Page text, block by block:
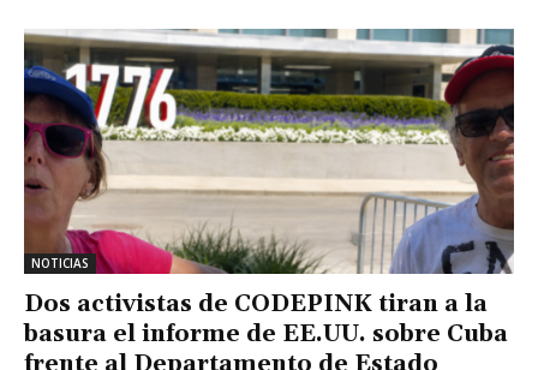
NOTICIAS
Dos activistas de CODEPINK tiran a la
basura el informe de EE.UU. sobre Cuba